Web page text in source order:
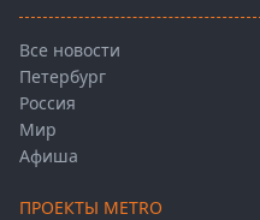
Все новости
Петербург
Россия
Мир
Афиша
ПРОЕКТЫ METRO